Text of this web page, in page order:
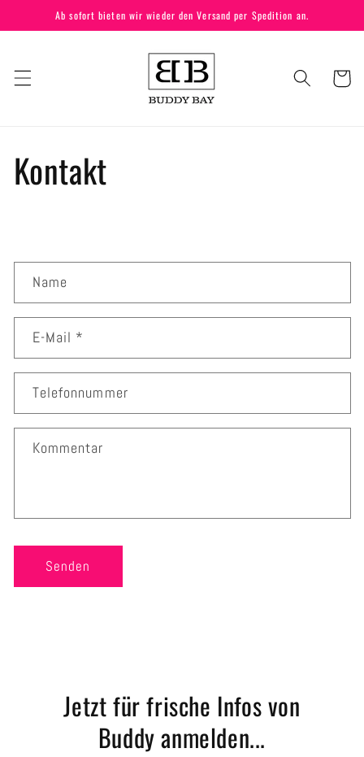
Inhalt
Ab sofort bieten wir wieder den Versand per Spedition an.
Kontakt
n
a
k
f
l
a
Name
E-Mail *
Telefonnummer
Kommentar
Senden
Jetzt für frische Infos von
Buddy anmelden...